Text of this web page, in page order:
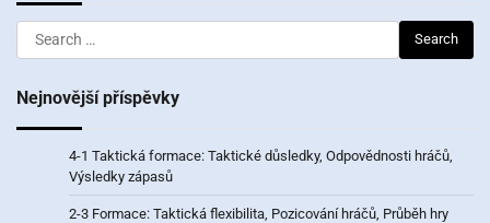
Search
for:
Nejnovější příspěvky
4-1 Taktická formace: Taktické důsledky, Odpovědnosti hráčů,
Výsledky zápasů
2-3 Formace: Taktická flexibilita, Pozicování hráčů, Průběh hry